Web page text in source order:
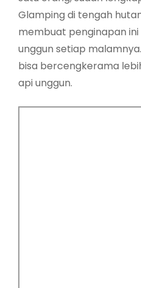
Glamping di tengah
membuat penginapan
unggun setiap
bisa bercengkerama
api unggun.